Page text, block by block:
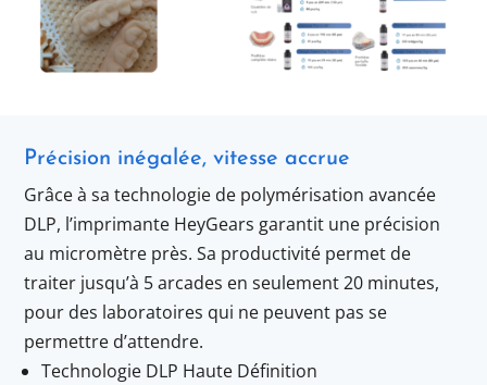
Précision inégalée, vitesse accrue
Grâce à sa technologie de polymérisation avancée
DLP, l’imprimante HeyGears garantit une précision
au micromètre près. Sa productivité permet de
traiter jusqu’à 5 arcades en seulement 20 minutes,
pour des laboratoires qui ne peuvent pas se
permettre d’attendre.
Technologie DLP Haute Définition